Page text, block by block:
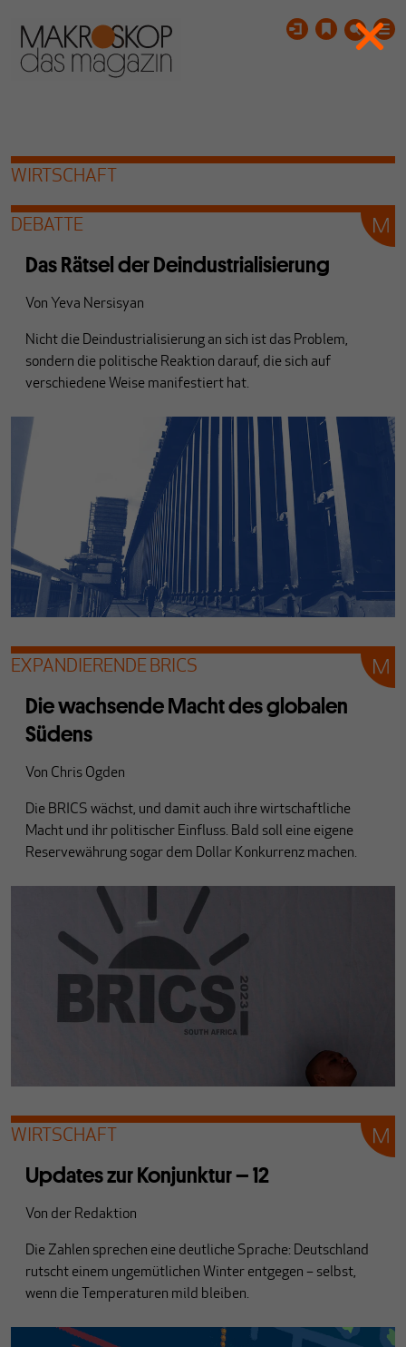
WIRTSCHAFT
DEBATTE
Das Rätsel der Deindustrialisierung
Von Yeva Nersisyan
Nicht die Deindustrialisierung an sich ist das Problem,
sondern die politische Reaktion darauf, die sich auf
verschiedene Weise manifestiert hat.
EXPANDIERENDE BRICS
Die wachsende Macht des globalen
Südens
Von Chris Ogden
Die BRICS wächst, und damit auch ihre wirtschaftliche
Macht und ihr politischer Einfluss. Bald soll eine eigene
Reservewährung sogar dem Dollar Konkurrenz machen.
WIRTSCHAFT
Updates zur Konjunktur – 12
Von der Redaktion
Die Zahlen sprechen eine deutliche Sprache: Deutschland
rutscht einem ungemütlichen Winter entgegen – selbst,
wenn die Temperaturen mild bleiben.